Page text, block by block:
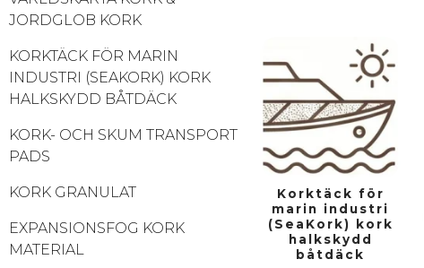
JORDGLOB KORK
KORKTÄCK FÖR MARIN
INDUSTRI (SEAKORK) KORK
HALKSKYDD BÅTDÄCK
KORK- OCH SKUM TRANSPORT
PADS
KORK GRANULAT
EXPANSIONSFOG KORK
MATERIAL
Korktäck för
marin industri
(SeaKork) kork
halkskydd
båtdäck